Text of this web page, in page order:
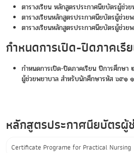
ตารางเรียน หลักสูตรประกาศนียบัตรผู้ช่
ตารางเรียนหลักสูตรประกาศนียบัตรผู้ช่วย
ตารางเรียนหลักสูตรประกาศนียบัตรผู้ช่วย
กําหนดการเปิด-ปิดภาคเรี
กําหนดการเปิด-ปิดภาคเรียน ปีการศึกษ
ผู้ช่วยพยาบาล สําหรับนักศึกษารหัส ๖๙
หลักสูตรประกาศนียบัตรผู้
Certificate Programe for Practical Nursing